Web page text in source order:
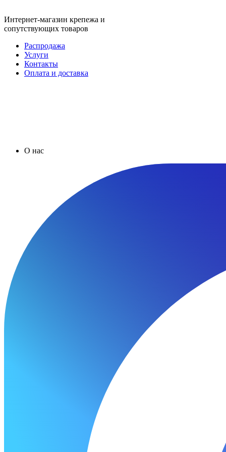
Интернет-магазин крепежа и
сопутствующих товаров
Распродажа
Услуги
Контакты
Оплата и доставка
О нас